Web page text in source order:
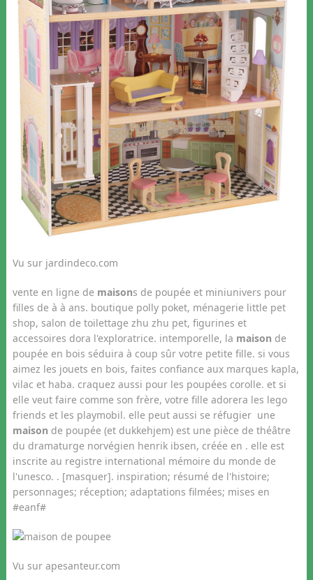
Vu sur jardindeco.com
vente en ligne de maisons de poupée et miniunivers pour
filles de à à ans. boutique polly poket, ménagerie little pet
shop, salon de toilettage zhu zhu pet, figurines et
accessoires dora l'exploratrice. intemporelle, la maison de
poupée en bois séduira à coup sûr votre petite fille. si vous
aimez les jouets en bois, faites confiance aux marques kapla,
vilac et haba. craquez aussi pour les poupées corolle. et si
elle veut faire comme son frère, votre fille adorera les lego
friends et les playmobil. elle peut aussi se réfugier une
maison de poupée (et dukkehjem) est une pièce de théâtre
du dramaturge norvégien henrik ibsen, créée en . elle est
inscrite au registre international mémoire du monde de
l'unesco. . [masquer]. inspiration; résumé de l'histoire;
personnages; réception; adaptations filmées; mises en
#eanf#
Vu sur apesanteur.com